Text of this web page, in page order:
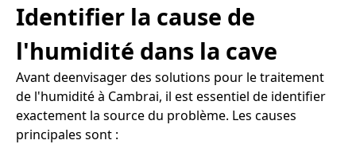
Identifier la cause de
l'humidité dans la cave
Avant deenvisager des solutions pour le traitement
de l'humidité à Cambrai, il est essentiel de identifier
exactement la source du problème. Les causes
principales sont :